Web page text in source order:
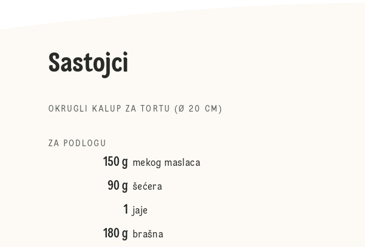
Sastojci
OKRUGLI KALUP ZA TORTU (Ø 20 CM)
ZA PODLOGU
150 g mekog maslaca
90 g šećera
1 jaje
180 g brašna